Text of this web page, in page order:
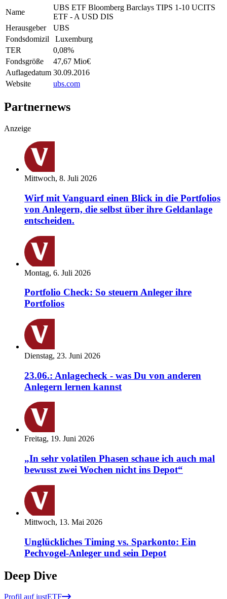
Name
UBS ETF Bloomberg Barclays TIPS 1-10 UCITS
ETF - A USD DIS
Herausgeber
UBS
Fondsdomizil
Luxemburg
TER
0,08%
Fondsgröße
47,67 Mio€
Auflagedatum 30.09.2016
Website
ubs.com
Partnernews
Anzeige
Mittwoch, 8. Juli 2026
Wirf mit Vanguard einen Blick in die Portfolios
von Anlegern, die selbst über ihre Geldanlage
entscheiden.
Montag, 6. Juli 2026
Portfolio Check: So steuern Anleger ihre
Portfolios
Dienstag, 23. Juni 2026
23.06.: Anlagecheck - was Du von anderen
Anlegern lernen kannst
Freitag, 19. Juni 2026
„In sehr volatilen Phasen schaue ich auch mal
bewusst zwei Wochen nicht ins Depot“
Mittwoch, 13. Mai 2026
Unglückliches Timing vs. Sparkonto: Ein
Pechvogel-Anleger und sein Depot
Deep Dive
Profil auf justETF